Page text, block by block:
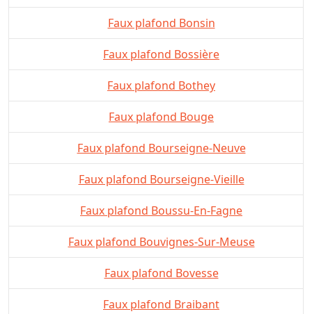
Faux plafond Bonsin
Faux plafond Bossière
Faux plafond Bothey
Faux plafond Bouge
Faux plafond Bourseigne-Neuve
Faux plafond Bourseigne-Vieille
Faux plafond Boussu-En-Fagne
Faux plafond Bouvignes-Sur-Meuse
Faux plafond Bovesse
Faux plafond Braibant